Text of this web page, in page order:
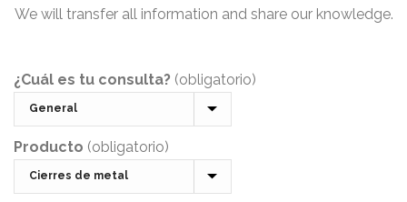
We will transfer all information and share our knowledge.
¿Cuál es tu consulta? (obligatorio)
Producto (obligatorio)